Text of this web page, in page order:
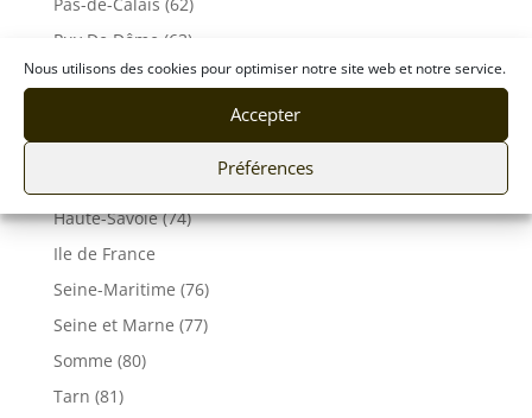
Nous utilisons des cookies pour optimiser notre site web et notre service.
Accepter
Préférences
Puy De Dôme (63)
Pyrénées-Atlantiques (64)
Sarthe (72)
Haute-Savoie (74)
Ile de France
Seine-Maritime (76)
Seine et Marne (77)
Somme (80)
Tarn (81)